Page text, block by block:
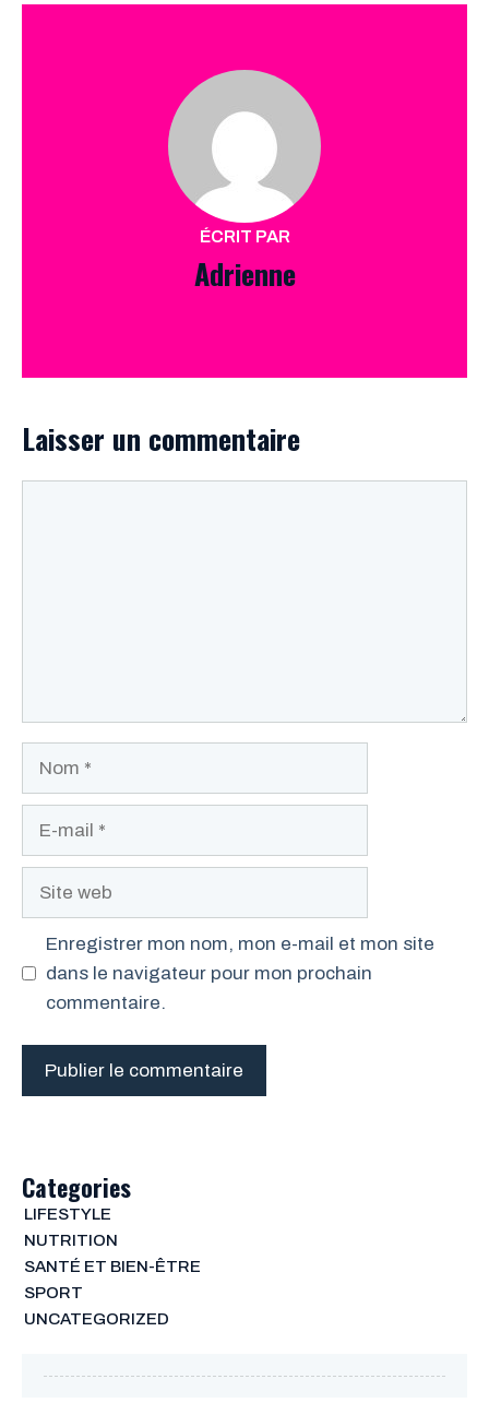
ÉCRIT PAR
Adrienne
Laisser un commentaire
Enregistrer mon nom, mon e-mail et mon site
dans le navigateur pour mon prochain
commentaire.
Categories
LIFESTYLE
NUTRITION
SANTÉ ET BIEN-ÊTRE
SPORT
UNCATEGORIZED